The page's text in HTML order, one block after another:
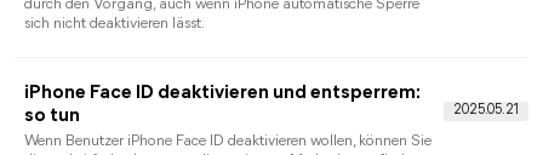
Lösungen
erklären wir verständlich, warum diese Sperre entsteht und
welche offiziellen sowie bewährten Methoden es gibt, ein
gesperrtes iPad wieder zu entsperren.